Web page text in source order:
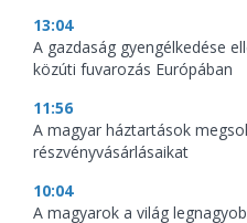
13:04
A gazdaság gyengélkedése
közúti fuvarozás Európában
11:56
A magyar háztartások
részvényvásárlásaikat
10:04
A magyarok a világ